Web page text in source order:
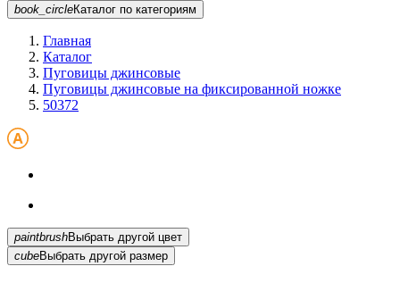
book_circleКаталог по категориям
Главная
Каталог
Пуговицы джинсовые
Пуговицы джинсовые на фиксированной ножке
50372
paintbrush
Выбрать другой цвет
cubeВыбрать другой размер